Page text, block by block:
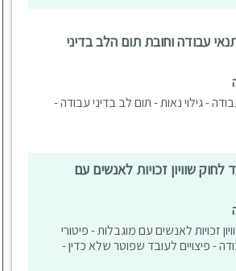
עבודה וחובת תום הלב בדיני
- גילוי נאות - תום לב בדיני עבודה -
לחוק שוויון זכויות לאנשים עם
זכויות לאנשים עם מוגבלות - פיטורי
- פיצויים לעובד שפוטר שלא כדין -